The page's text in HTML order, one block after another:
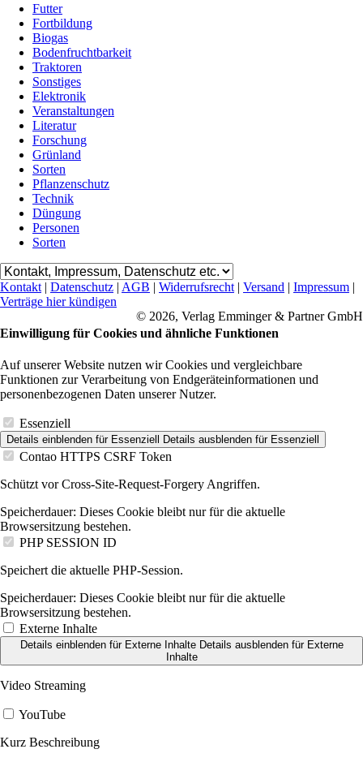
Futter
Fortbildung
Biogas
Bodenfruchtbarkeit
Traktoren
Sonstiges
Elektronik
Veranstaltungen
Literatur
Forschung
Grünland
Sorten
Pflanzenschutz
Technik
Düngung
Personen
Sorten
Kontakt | Datenschutz | AGB | Widerrufsrecht | Versand | Impressum |
Verträge hier kündigen
© 2026, Verlag Emminger & Partner GmbH
Einwilligung für Cookies und ähnliche Funktionen
Auf unserer Website nutzen wir Cookies und vergleichbare
Funktionen zur Verarbeitung von Endgeräteinformationen und
personenbezogenen Daten unserer Nutzer.
Essenziell
Details einblenden für Essenziell Details ausblenden für Essenziell
Contao HTTPS CSRF Token
Schützt vor Cross-Site-Request-Forgery Angriffen.
Speicherdauer: Dieses Cookie bleibt nur für die aktuelle
Browsersitzung bestehen.
PHP SESSION ID
Speichert die aktuelle PHP-Session.
Speicherdauer: Dieses Cookie bleibt nur für die aktuelle
Browsersitzung bestehen.
Externe Inhalte
Details einblendenfür Externe Inhalte Details ausblendenfür Externe
Inhalte
Video Streaming
YouTube
Kurz Beschreibung